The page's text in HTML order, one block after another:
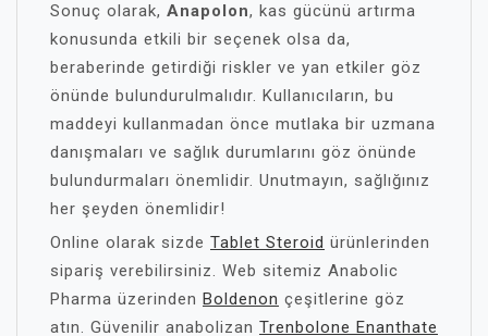
Sonuç olarak, Anapolon, kas gücünü artırma
konusunda etkili bir seçenek olsa da,
beraberinde getirdiği riskler ve yan etkiler göz
önünde bulundurulmalıdır. Kullanıcıların, bu
maddeyi kullanmadan önce mutlaka bir uzmana
danışmaları ve sağlık durumlarını göz önünde
bulundurmaları önemlidir. Unutmayın, sağlığınız
her şeyden önemlidir!
Online olarak sizde Tablet Steroid ürünlerinden
sipariş verebilirsiniz. Web sitemiz Anabolic
Pharma üzerinden Boldenon çeşitlerine göz
atın. Güvenilir anabolizan Trenbolone Enanthate